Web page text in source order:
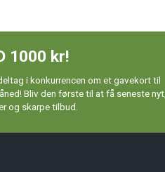
1000 kr!
i konkurrencen om et gavekort til
Bliv den første til at få seneste nyt,
og skarpe tilbud.